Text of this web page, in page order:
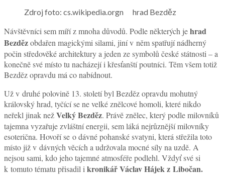
Zdroj foto: cs.wikipedia.orgn hrad Bezděz
Návštěvníci sem míří z mnoha důvodů. Podle některých jehrad
Bezdězobdařen magickými silami, jiní v něm spatřují nádherný
počin středověké architektury a jeden ze symbolů české státnosti – a
konečně své místo tu nacházejí i křesťanští poutníci. Těm všem totiž
Bezděz opravdu má co nabídnout.
Už v druhé polovině 13. století byl Bezděz opravdu mohutný
královský hrad, tyčící se ne velké znělcové homoli, které nikdo
neřekl jinak nežVelký Bezděz. Právě znělec, který podle milovníků
tajemna vyzařuje zvláštní energii, sem láká nejrůznější milovníky
esoterična. Hovoří se o dávné pohanské svatyni, která střežila toto
místo již v dávných věcích a udržovala mocné síly na uzdě. A
nejsou sami, kdo jeho tajemné atmosféře podlehl. Vždyť své si
k tomuto tématu přisadil i kronikář Václav Hájek z Libočan.